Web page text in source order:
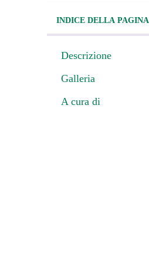
INDICE DELLA PAGINA
Descrizione
Galleria
A cura di